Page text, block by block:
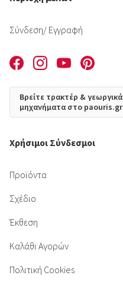
Σύνδεση/ Εγγραφή
Βρείτε τρακτέρ & γεωργικά
μηχανήματα στο paouris.gr
Χρήσιμοι Σύνδεσμοι
Προϊόντα
Σχέδιο
Έκθεση
Καλάθι Αγορών
Πολιτική Cookies